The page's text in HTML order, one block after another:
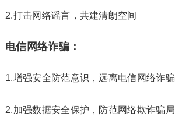
2.打击网络谣言，共建清朗空间
电信网络诈骗：
1.增强安全防范意识，远离电信网络诈骗
2.加强数据安全保护，防范网络欺诈骗局